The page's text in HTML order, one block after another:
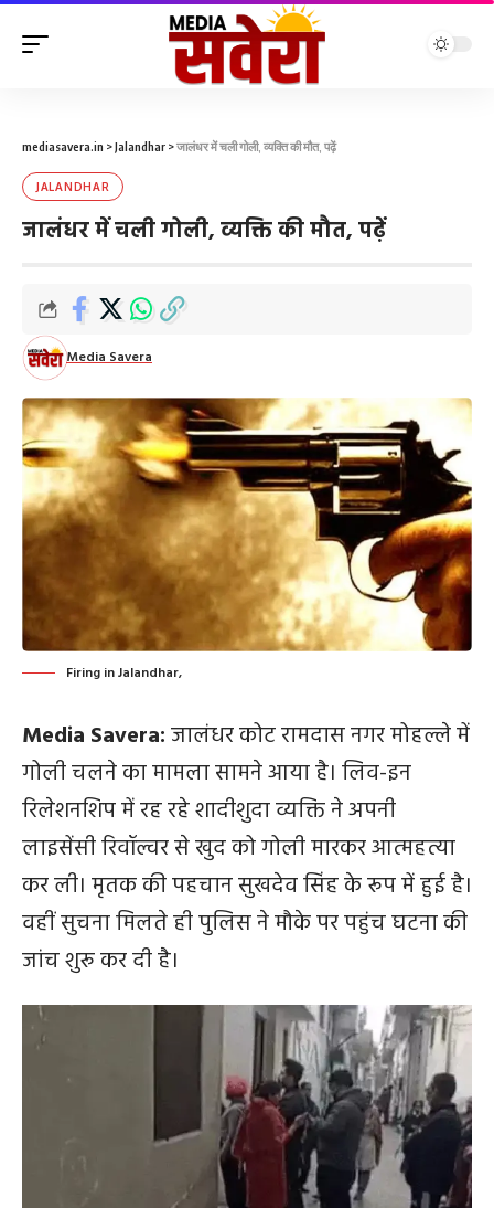
mediasavera.in >Jalandhar >जालंधर में चली गोली, व्यक्ति की मौत, पढ़ें
JALANDHAR
जालंधर में चली गोली, व्यक्ति की मौत, पढ़ें
Media Savera
Firing in Jalandhar,
Media Savera:जालंधर कोट रामदास नगर मोहल्ले में
गोली चलने का मामला सामने आया है। लिव-इन
रिलेशनशिप में रह रहे शादीशुदाव्यक्ति ने अपनी
लाइसेंसी रिवॉल्वर से खुद को गोली मारकर आत्महत्या
कर ली। मृतक की पहचान सुखदेव सिंह के रूप में हुई है।
वहीं सुचना मिलते ही पुलिस ने मौके पर पहुंच घटना की
जांच शुरू कर दी है।